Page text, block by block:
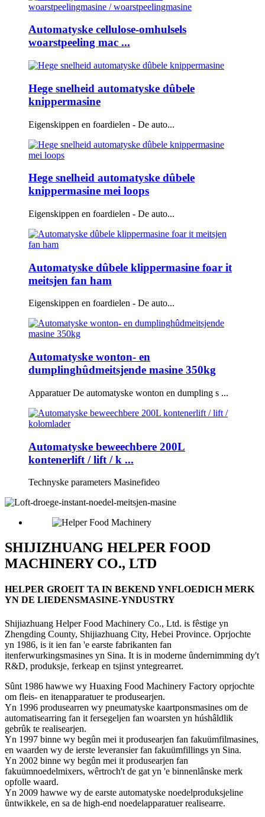
Automatyske cellulose-omhulsels
woarstpeeling mac ...
Hege snelheid automatyske dûbele
knippermasine
Eigenskippen en foardielen - De auto...
Hege snelheid automatyske dûbele
knippermasine mei loops
Eigenskippen en foardielen - De auto...
Automatyske dûbele klippermasine foar it
meitsjen fan ham
Eigenskippen en foardielen - De auto...
Automatyske wonton- en
dumplinghûdmeitsjende masine 350kg
Apparatuer De automatyske wonton en dumpling s ...
Automatyske beweechbere 200L
kontenerlift / lift / k ...
Technyske parameters Masinefideo
SHIJIZHUANG HELPER FOOD
MACHINERY CO., LTD
HELPER GROEIT TA IN BEKEND YNFLOEDICH MERK
YN DE LIEDENSMASINE-YNDUSTRY
Shijiazhuang Helper Food Machinery Co., Ltd. is fêstige yn
Zhengding County, Shijiazhuang City, Hebei Province. Oprjochte
yn 1986, is it ien fan 'e earste fabrikanten fan
itenferwurkingsmasines yn Sina. It is in moderne ûndernimming dy't
R&D, produksje, ferkeap en tsjinst yntegrearret.
Sûnt 1986 hawwe wy Huaxing Food Machinery Factory oprjochte
om fleis- en itenapparatuer te produsearjen.
Yn 1996 produsearren wy pneumatyske kaartponsmasines om de
automatisearring fan it fersegeljen fan woarsten yn húshâldlik
gebrûk te realisearjen.
Yn 1997 binne wy ​​begûn mei it produsearjen fan fakuümfilmasines,
en waarden wy de ierste leveransier fan fakuümfillings yn Sina.
Yn 2002 binne wy ​​begûn mei it produsearjen fan
fakuümnoedelmixers, wêrtroch't de gat yn 'e binnenlânske merk
opfolle waard.
Yn 2009 hawwe wy de earste automatyske noedelproduksjeline
ûntwikkele, en sa de high-end noedelapparatuer realisearre.